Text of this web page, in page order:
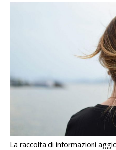
La raccolta di informazioni